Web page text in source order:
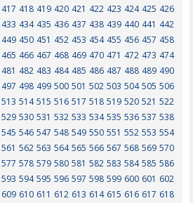
417 418 419 420 421 422 423 424 425 426
433 434 435 436 437 438 439 440 441 442
449 450 451 452 453 454 455 456 457 458
465 466 467 468 469 470 471 472 473 474
481 482 483 484 485 486 487 488 489 490
497 498 499 500 501 502 503 504 505 506
513 514 515 516 517 518 519 520 521 522
529 530 531 532 533 534 535 536 537 538
545 546 547 548 549 550 551 552 553 554
561 562 563 564 565 566 567 568 569 570
577 578 579 580 581 582 583 584 585 586
593 594 595 596 597 598 599 600 601 602
609 610 611 612 613 614 615 616 617 618